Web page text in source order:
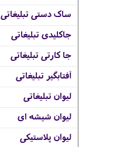
ساک دستی تبلیغاتی
جاکلیدی تبلیغاتی
جا کارتی تبلیغاتی
آفتابگیر تبلیغاتی
لیوان تبلیغاتی
لیوان شیشه ای
لیوان پلاستیکی